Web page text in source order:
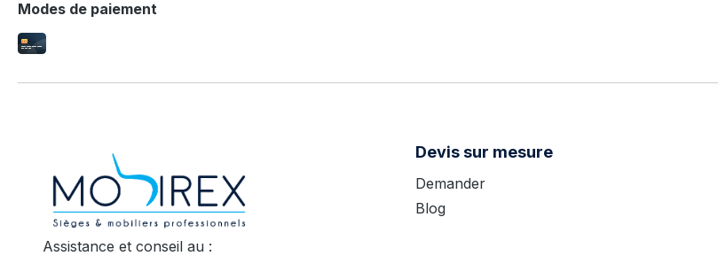
Modes de paiement
Assistance et conseil au :
Devis sur mesure
Demander
Blog